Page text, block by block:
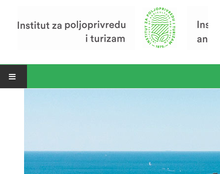
Zavod za poljoprivredu i prehranu
Zavod za ekonomiku i razvoj poljoprivrede